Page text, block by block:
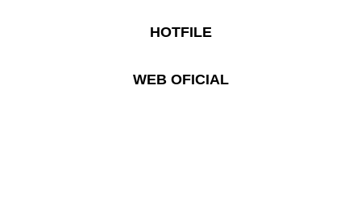
HOTFILE
WEB OFICIAL